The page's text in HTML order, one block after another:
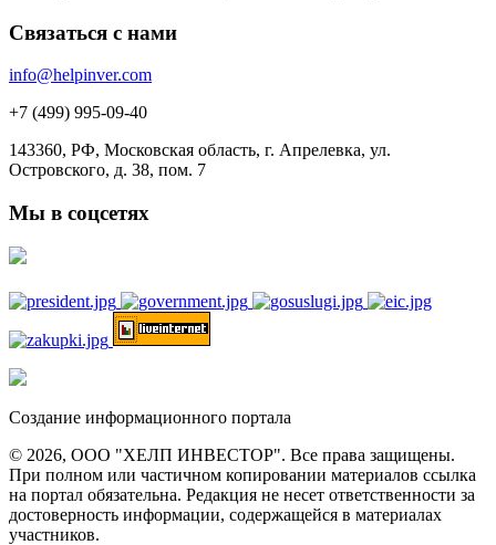
Связаться с нами
info@helpinver.com
+7 (499) 995-09-40
143360, РФ, Московская область, г. Апрелевка, ул.
Островского, д. 38, пом. 7
Мы в соцсетях
Создание информационного портала
© 2026, ООО "ХЕЛП ИНВЕСТОР". Все права защищены.
При полном или частичном копировании материалов ссылка
на портал обязательна. Редакция не несет ответственности за
достоверность информации, содержащейся в материалах
участников.